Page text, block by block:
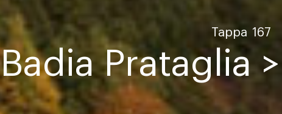
Tappa 167
Badia Prataglia